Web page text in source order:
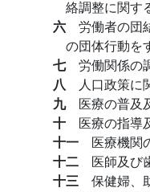
絡調整に関す
六 労働者の団
の団体行動を
七 労働関係の
八 人口政策に
九 医療の普及
十 医療の指導
十一 医療機関
十二 医師及び
十三 保健婦、